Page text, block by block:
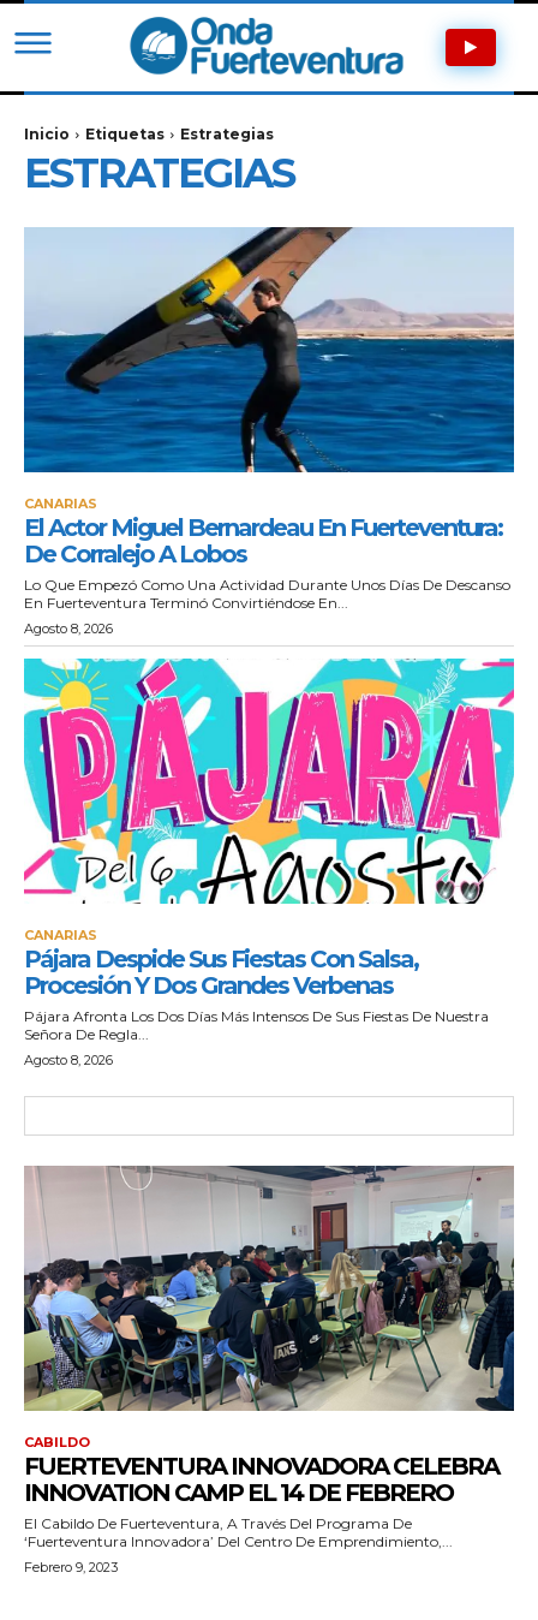
Inicio Etiquetas Estrategias
ESTRATEGIAS
CANARIAS
El Actor Miguel Bernardeau En Fuerteventura:
De Corralejo A Lobos
Lo Que Empezó Como Una Actividad Durante Unos Días De Descanso
En Fuerteventura Terminó Convirtiéndose En...
Agosto 8, 2026
CANARIAS
Pájara Despide Sus Fiestas Con Salsa,
Procesión Y Dos Grandes Verbenas
Pájara Afronta Los Dos Días Más Intensos De Sus Fiestas De Nuestra
Señora De Regla...
Agosto 8, 2026
CABILDO
FUERTEVENTURA INNOVADORA CELEBRA
INNOVATION CAMP EL 14 DE FEBRERO
El Cabildo De Fuerteventura, A Través Del Programa De
‘Fuerteventura Innovadora’ Del Centro De Emprendimiento,...
Febrero 9, 2023